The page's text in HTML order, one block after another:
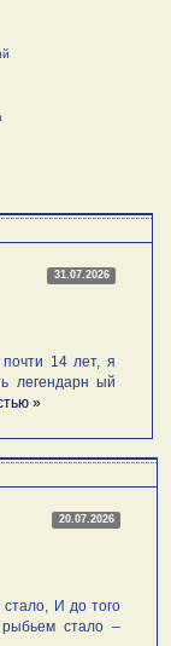
31.07.2026
14 лет, я
легендарн ый
»
20.07.2026
И до того
стало –